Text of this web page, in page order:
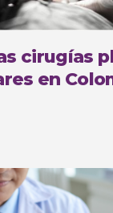
cirugías
en